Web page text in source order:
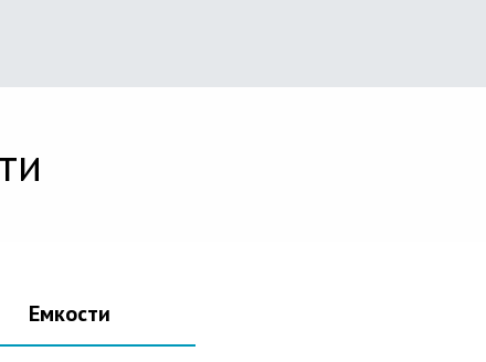
Емкости